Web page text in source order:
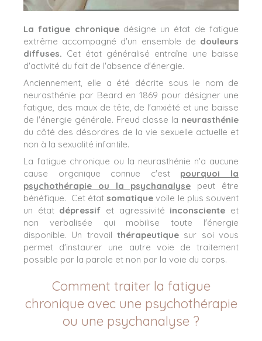
La fatigue chroniquedésigne un état de fatigue
extrême accompagné d'un ensemble de douleurs
diffuses. Cet état généralisé entraîne une baisse
d'activité du fait de l'absence d'énergie.
Anciennement, elle a été décrite sous le nom de
neurasthénie par Beard en 1869 pour désigner une
fatigue, des maux de tête, de l'anxiété et une baisse
de l'énergie générale. Freud classe la neurasthénie
du côté des désordres de la vie sexuelle actuelle et
non à la sexualité infantile.
La fatigue chronique ou la neurasthénie n'a aucune
cause organique connue c'est pourquoi la
psychothérapie ou la psychanalyse peut être
bénéfique. Cet étatsomatique voile le plus souvent
un état dépressif et agressivité inconsciente et
non verbalisée qui mobilise toute l'énergie
disponible. Un travail thérapeutique sur soi vous
permet d'instaurer une autre voie de traitement
possible par la parole et non par la voie du corps.
Comment traiter la fatigue
chronique avec une psychothérapie
ou une psychanalyse ?